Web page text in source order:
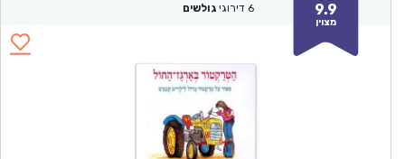
9.9
מצוין
6 דירוגי גולשים